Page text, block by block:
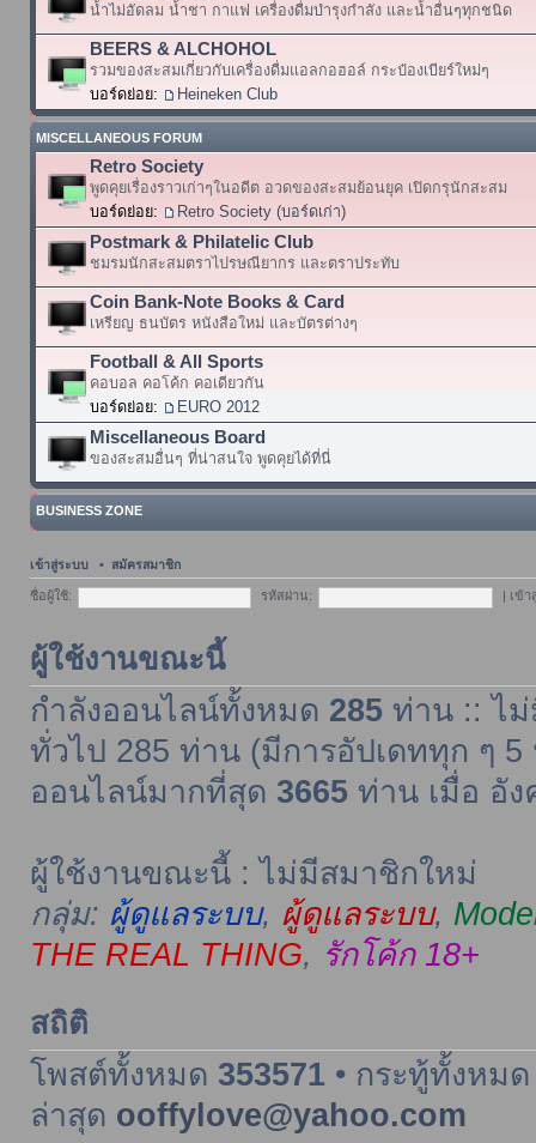
น้ำไม่อัดลม น้ำชา กาแฟ เครื่องดื่มบำรุงกำลัง และน้ำอื่นๆทุกชนิด
BEERS & ALCHOHOL
รวมของสะสมเกี่ยวกับเครื่องดื่มแอลกอฮอล์ กระป๋องเบียร์ใหม่ๆ
บอร์ดย่อย:
Heineken Club
MISCELLANEOUS FORUM
Retro Society
พูดคุยเรื่องราวเก่าๆในอดีต อวดของสะสมย้อนยุค เปิดกรุนักสะสม
บอร์ดย่อย:
Retro Society (บอร์ดเก่า)
Postmark & Philatelic Club
ชมรมนักสะสมตราไปรษณียากร และตราประทับ
Coin Bank-Note Books & Card
เหรียญ ธนบัตร หนังสือใหม่ และบัตรต่างๆ
Football & All Sports
คอบอล คอโค้ก คอเดียวกัน
บอร์ดย่อย:
EURO 2012
Miscellaneous Board
ของสะสมอื่นๆ ที่น่าสนใจ พูดคุยได้ที่นี่
BUSINESS ZONE
เข้าสู่ระบบ • สมัครสมาชิก
ชื่อผู้ใช้: รหัสผ่าน: เข้
ผู้ใช้งานขณะนี้
กำลังออนไลน์ทั้งหมด 285ท่าน :: ไม่
ทั่วไป 285 ท่าน (มีการอัปเดททุก ๆ 5
ออนไลน์มากที่สุด 3665ท่าน เมื่อ อัง
ผู้ใช้งานขณะนี้ : ไม่มีสมาชิกใหม่
กลุ่ม: ผู้ดูแลระบบ, ผู้ดูแลระบบ,
THE REAL THING, รักโค้ก 18+
สถิติ
โพสต์ทั้งหมด 353571• กระทู้ทั้งหม
ล่าสุด ooffylove@yahoo.com